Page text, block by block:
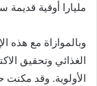
مليارا أوقية قديمة سنة 2019 الي 242 مليار
وبالموازاة مع هذه
الغذائي وتحقيق
الأولوية. وقد